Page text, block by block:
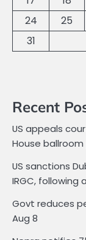
24
25
31
Recent
US appeals
House
US sanctions
IRGC, following
Govt reduces
Aug 8